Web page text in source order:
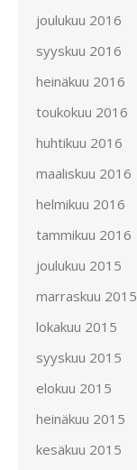
joulukuu 2016
syyskuu 2016
heinäkuu 2016
toukokuu 2016
huhtikuu 2016
maaliskuu 2016
helmikuu 2016
tammikuu 2016
joulukuu 2015
marraskuu 2015
lokakuu 2015
syyskuu 2015
elokuu 2015
heinäkuu 2015
kesäkuu 2015